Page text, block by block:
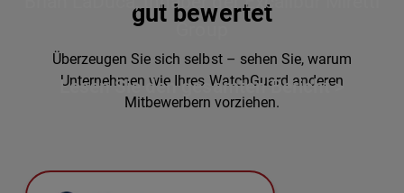
Lesen Sie den gesamten Bericht >
gut bewertet
Überzeugen Sie sich selbst – sehen Sie, warum
Unternehmen wie Ihres WatchGuard anderen
Mitbewerbern vorziehen.